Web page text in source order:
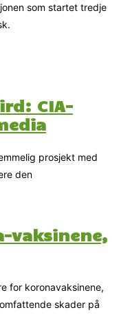
som startet tredje
CIA-
prosjekt med
den
vaksinene,
for koronavaksinene,
skader på